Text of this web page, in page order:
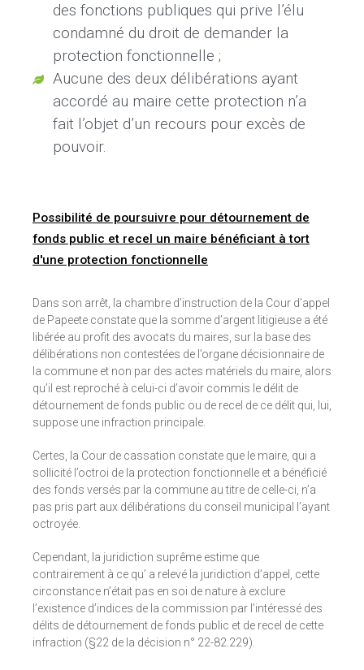
des fonctions publiques qui prive l’élu
condamné du droit de demander la
protection fonctionnelle ;
Aucune des deux délibérations ayant
accordé au maire cette protection n’a
fait l’objet d’un recours pour excès de
pouvoir.
Possibilité de poursuivre pour détournement de
fonds public et recel un maire bénéficiant à tort
d'une protection fonctionnelle
Dans son arrêt, la chambre d’instruction de la Cour d’appel
de Papeete constate que la somme d’argent litigieuse a été
libérée au profit des avocats du maires, sur la base des
délibérations non contestées de l’organe décisionnaire de
la commune et non par des actes matériels du maire, alors
qu’il est reproché à celui-ci d’avoir commis le délit de
détournement de fonds public ou de recel de ce délit qui, lui,
suppose une infraction principale.
Certes, la Cour de cassation constate que le maire, qui a
sollicité l’octroi de la protection fonctionnelle et a bénéficié
des fonds versés par la commune au titre de celle-ci, n’a
pas pris part aux délibérations du conseil municipal l’ayant
octroyée.
Cependant, la juridiction suprême estime que
contrairement à ce qu’ a relevé la juridiction d’appel, cette
circonstance n’était pas en soi de nature à exclure
l’existence d’indices de la commission par l’intéressé des
délits de détournement de fonds public et de recel de cette
infraction (§22 de la décision n° 22-82.229).